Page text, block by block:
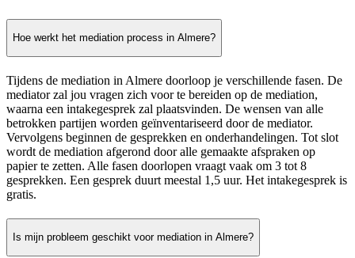
Hoe werkt het mediation process in Almere?
Tijdens de mediation in Almere doorloop je verschillende fasen. De
mediator zal jou vragen zich voor te bereiden op de mediation,
waarna een intakegesprek zal plaatsvinden. De wensen van alle
betrokken partijen worden geïnventariseerd door de mediator.
Vervolgens beginnen de gesprekken en onderhandelingen. Tot slot
wordt de mediation afgerond door alle gemaakte afspraken op
papier te zetten. Alle fasen doorlopen vraagt vaak om 3 tot 8
gesprekken. Een gesprek duurt meestal 1,5 uur. Het intakegesprek is
gratis.
Is mijn probleem geschikt voor mediation in Almere?